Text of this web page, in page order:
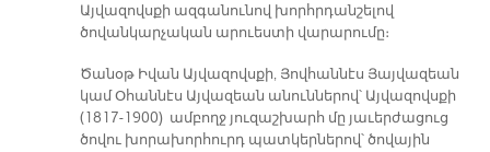
Այվազովսքի ազգանունով խորհրդանշելով
ծովանկարչական արուեստի վարարումը։
Ծանօթ Իվան Այվազովսքի, Յովհաննէս Յայվազեան
կամ Օհաննէս Այվազեան անուններով՝ Այվազովսքի
(1817-1900) ամբողջ յուզաշխարհ մը յաւերժացուց
ծովու խորախորհուրդ պատկերներով՝ ծովային